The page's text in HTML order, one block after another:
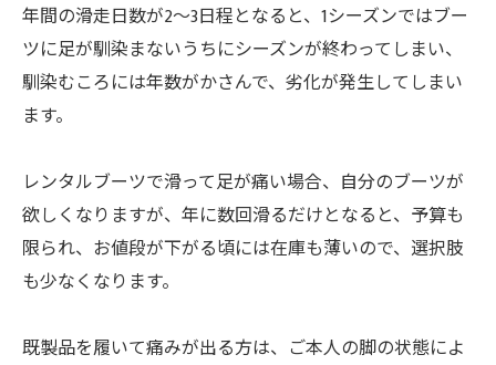
年間の滑走日数が2～3日程となると、1シーズンではブー
ツに足が馴染まないうちにシーズンが終わってしまい、
馴染むころには年数がかさんで、劣化が発生してしまい
ます。
レンタルブーツで滑って足が痛い場合、自分のブーツが
欲しくなりますが、年に数回滑るだけとなると、予算も
限られ、お値段が下がる頃には在庫も薄いので、選択肢
も少なくなります。
既製品を履いて痛みが出る方は、ご本人の脚の状態によ